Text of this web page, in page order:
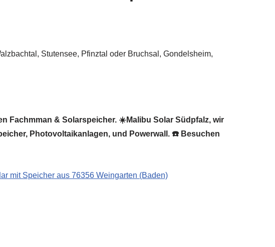
Fachmman & Solarspeicher. ☀️Malibu Solar Südpfalz, wir
Photovoltaikanlagen, und Powerwall. ☎️ Besuchen